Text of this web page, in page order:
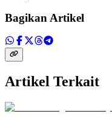
Bagikan Artikel
Artikel Terkait